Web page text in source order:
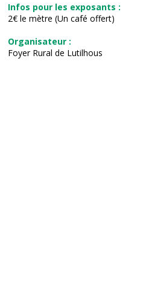
Infos pour les exposants :
2€ le mètre (Un café offert)
Organisateur :
Foyer Rural de Lutilhous